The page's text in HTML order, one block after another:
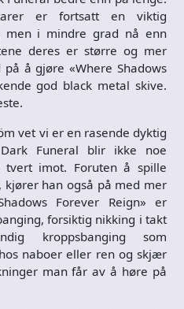
er fortsatt en viktig
men i mindre grad nå enn
deres er større og mer
å gjøre «Where Shadows
god black metal skive.
vet vi er en rasende dyktig
Funeral blir ikke noe
tvert imot. Foruten å spille
han også på med mer
Forever Reign» er
forsiktig nikking i takt
kroppsbanging som
naboer eller ren og skjær
man får av å høre på